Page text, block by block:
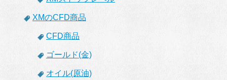
XMのCFD商品
CFD商品
ゴールド(金)
オイル(原油)